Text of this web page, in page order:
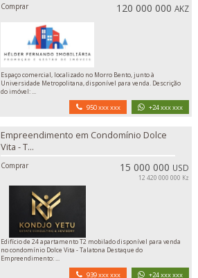
Comprar 120 000 000AKZ
Espaço comercial, localizado no Morro Bento, junto à
Universidade Metropolitana, disponível para venda. Descrição
do imóvel: ...
950 xxx xxx +24 xxx xxx
Empreendimento em Condomínio Dolce
Vita - T...
Comprar 15 000 000 USD
12 420 000 000 Kz
Edifício de 24 apartamento T2 mobilado disponível para venda
no condomínio Dolce Vita - Talatona Destaque do
Empreendimento: ...
939 xxx xxx +24 xxx xxx